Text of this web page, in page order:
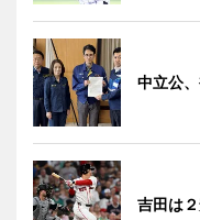
中立公
吉田は